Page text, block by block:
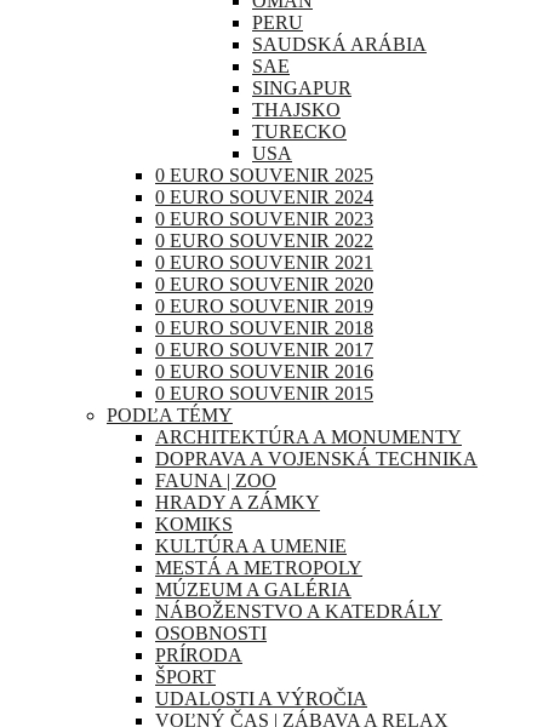
PERU
SAUDSKÁ ARÁBIA
SAE
SINGAPUR
THAJSKO
TURECKO
USA
0 EURO SOUVENIR 2025
0 EURO SOUVENIR 2024
0 EURO SOUVENIR 2023
0 EURO SOUVENIR 2022
0 EURO SOUVENIR 2021
0 EURO SOUVENIR 2020
0 EURO SOUVENIR 2019
0 EURO SOUVENIR 2018
0 EURO SOUVENIR 2017
0 EURO SOUVENIR 2016
0 EURO SOUVENIR 2015
PODĽA TÉMY
ARCHITEKTÚRA A MONUMENTY
DOPRAVA A VOJENSKÁ TECHNIKA
FAUNA | ZOO
HRADY A ZÁMKY
KOMIKS
KULTÚRA A UMENIE
MESTÁ A METROPOLY
MÚZEUM A GALÉRIA
NÁBOŽENSTVO A KATEDRÁLY
OSOBNOSTI
PRÍRODA
ŠPORT
UDALOSTI A VÝROČIA
VOĽNÝ ČAS | ZÁBAVA A RELAX